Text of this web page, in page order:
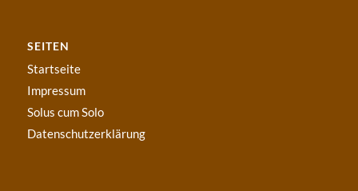
SEITEN
Startseite
Impressum
Solus cum Solo
Datenschutzerklärung